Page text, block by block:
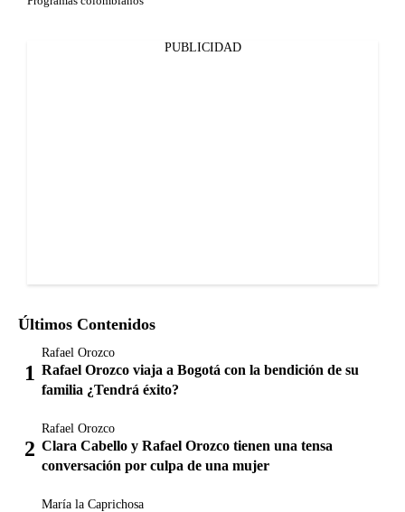
PUBLICIDAD
Últimos Contenidos
Rafael Orozco
Rafael Orozco viaja a Bogotá con la bendición de su
familia ¿Tendrá éxito?
Rafael Orozco
Clara Cabello y Rafael Orozco tienen una tensa
conversación por culpa de una mujer
María la Caprichosa